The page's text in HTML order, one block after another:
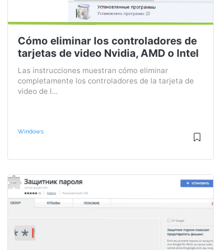
Cómo eliminar los controladores de
tarjetas de video Nvidia, AMD o Intel
Las instrucciones muestran cómo eliminar
completamente los controladores de la tarjeta de
video de l...
Windows